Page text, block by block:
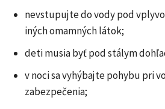
nevstupujte do vody pod
iných omamných látok;
deti musia byť pod stálym
v noci sa vyhýbajte pohybu pri
zabezpečenia;